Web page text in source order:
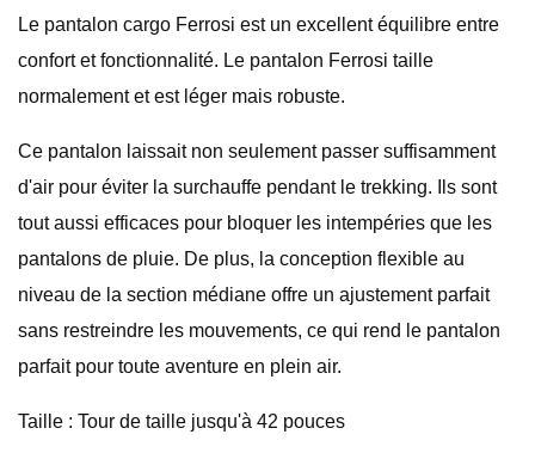
Le pantalon cargo Ferrosi est un excellent équilibre entre
confort et fonctionnalité. Le pantalon Ferrosi taille
normalement et est léger mais robuste.
Ce pantalon laissait non seulement passer suffisamment
d'air pour éviter la surchauffe pendant le trekking. Ils sont
tout aussi efficaces pour bloquer les intempéries que les
pantalons de pluie. De plus, la conception flexible au
niveau de la section médiane offre un ajustement parfait
sans restreindre les mouvements, ce qui rend le pantalon
parfait pour toute aventure en plein air.
Taille : Tour de taille jusqu'à 42 pouces